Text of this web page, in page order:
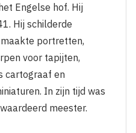
Engelse hof. Hij
Hij schilderde
portretten,
voor tapijten,
cartograaf en
In zijn tijd was
meester.